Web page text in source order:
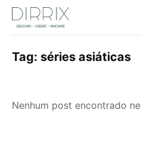
Tag: séries asiáticas
Nenhum post encontrado